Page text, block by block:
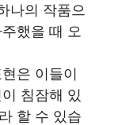
나의 작품으
했을 때 오
은 이들이
침잠해 있
할 수 있습